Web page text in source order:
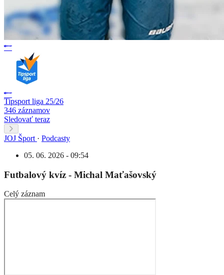
Tipsport liga 25/26
346 záznamov
Sledovať teraz
JOJ Šport · Podcasty
05. 06. 2026 - 09:54
Futbalový kvíz - Michal Maťašovský
Celý záznam